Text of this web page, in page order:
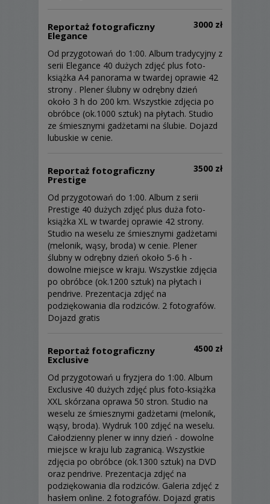
Reportaż fotograficzny
Elegance
3000 zł
Od przygotowań do 1:00. Album tradycyjny z
serii Elegance 40 dużych zdjęć plus foto-
książka A4 panorama w twardej oprawie 42
strony . Plener ślubny w odrębny dzień
około 3 h do 200 km. Wszystkie zdjęcia po
obróbce (ok.1000 sztuk) na płytach. Studio
ze śmiesznymi gadżetami na ślubie. Dojazd
lubuskie w cenie.
Reportaż fotograficzny
Prestige
3500 zł
Od przygotowań do 1:00. Album z serii
Prestige 40 dużych zdjęć plus duża foto-
książka XL w twardej oprawie 42 strony.
Studio na weselu ze śmiesznymi gadżetami
(melonik, wąsy, broda) w cenie. Plener
ślubny w odrębny dzień około 5-6 h -
dowolne miejsce w kraju. Wszystkie zdjęcia
po obróbce (ok.1200 sztuk) na płytach i
pendrive. Prezentacja zdjęć na
podziękowania dla rodziców. 2 fotografów.
Dojazd gratis
Reportaż fotograficzny
Exclusive
4500 zł
Od przygotowań u fryzjera do 1:00. Album
Exclusive 40 dużych zdjęć plus foto-książka
XXL skórzana oprawa 50 stron. Studio na
weselu ze śmiesznymi gadżetami (melonik,
wąsy, broda). Wydruk 100 zdjęć na weselu.
Całodzienny plener w inny dzień - dowolne
miejsce w kraju lub zagranicą. Wszystkie
zdjęcia po obróbce (ok.1300 sztuk) na DVD
oraz pendrive. Prezentacja zdjęć na
podziękowania dla rodziców. Galeria zdjęć z
hasłem online. 2 fotografów. Dojazd gratis